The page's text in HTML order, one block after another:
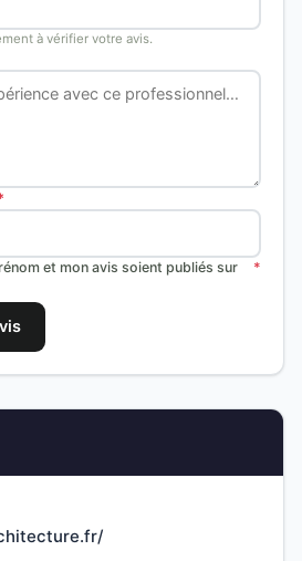
à vérifier votre avis.
et mon avis soient publiés sur
*